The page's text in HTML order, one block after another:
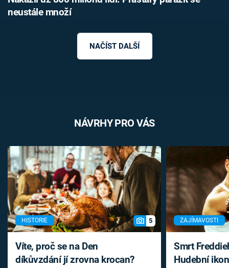
neustále množí
NAČÍST DALŠÍ
NÁVRHY PRO VÁS
HISTORIE 5
Víte, proč se na Den
díkůvzdání jí zrovna krocan?
ZAJÍMAVOSTI
Smrt
Hudební